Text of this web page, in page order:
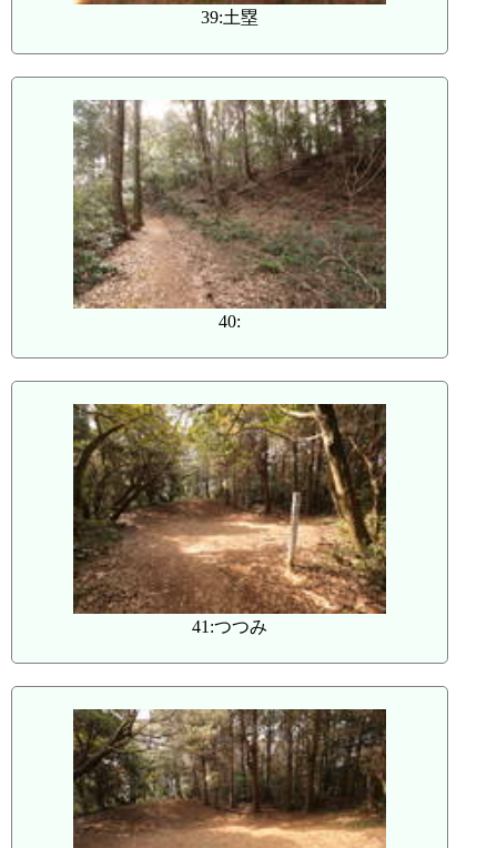
39:土塁
40:
41:つつみ